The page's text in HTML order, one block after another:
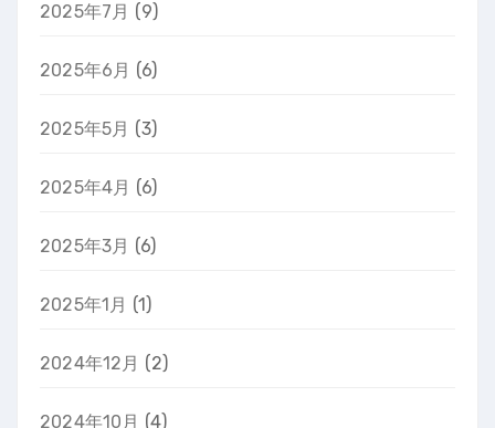
2025年7月 (9)
2025年6月 (6)
2025年5月 (3)
2025年4月 (6)
2025年3月 (6)
2025年1月 (1)
2024年12月 (2)
2024年10月 (4)